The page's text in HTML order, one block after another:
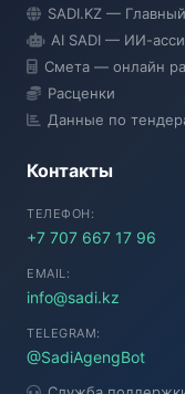
SADI.KZ —
AI SADI — ИИ-
Смета — онлайн
Расценки
Данные по
Контакты
ТЕЛЕФОН:
+7 707 667 17 96
EMAIL:
info@sadi.kz
TELEGRAM:
@SadiAgengBot